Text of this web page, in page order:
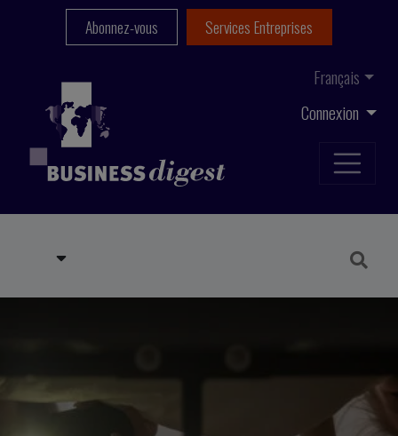
Connexion
Français
Abonnez-vous Services Entreprises